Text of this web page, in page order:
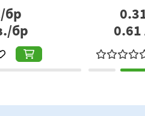
бр
бр
0.61